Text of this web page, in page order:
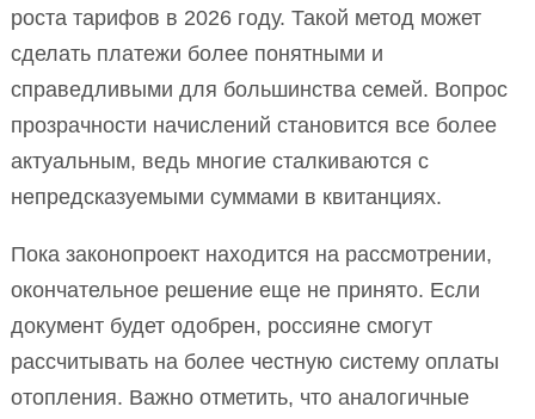
роста тарифов в 2026 году. Такой метод может
сделать платежи более понятными и
справедливыми для большинства семей. Вопрос
прозрачности начислений становится все более
актуальным, ведь многие сталкиваются с
непредсказуемыми суммами в квитанциях.
Пока законопроект находится на рассмотрении,
окончательное решение еще не принято. Если
документ будет одобрен, россияне смогут
рассчитывать на более честную систему оплаты
отопления. Важно отметить, что аналогичные